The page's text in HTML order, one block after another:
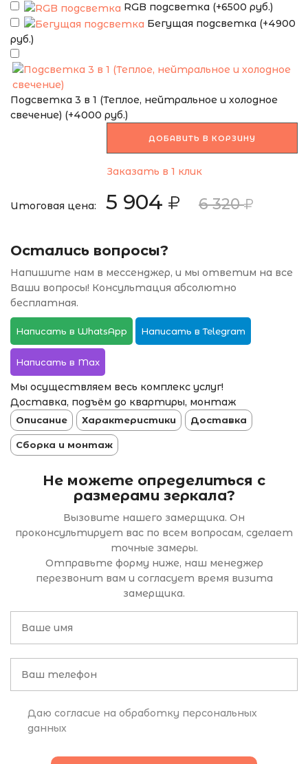
RGB подсветка (+6500 руб.)
Бегущая подсветка (+4900
руб.)
Подсветка 3 в 1 (Теплое, нейтральное и холодное
свечение) (+4000 руб.)
ДОБАВИТЬ В КОРЗИНУ
Заказать в 1 клик
Итоговая цена: 5 904 6 320
Остались вопросы?
Напишите нам в мессенджер, и мы ответим на все
Ваши вопросы! Консультация абсолютно
бесплатная.
Написать в WhatsApp Написать в Telegram
Написать в Max
Мы осуществляем весь комплекс услуг!
Доставка, подъём до квартиры, монтаж
Описание Характеристики Доставка
Сборка и монтаж
Не можете определиться с
размерами зеркала?
Вызовите нашего замерщика. Он
проконсультирует вас по всем вопросам, сделает
точные замеры.
Отправьте форму ниже, наш менеджер
перезвонит вам и согласует время визита
замерщика.
Даю согласие на обработку персональных
данных